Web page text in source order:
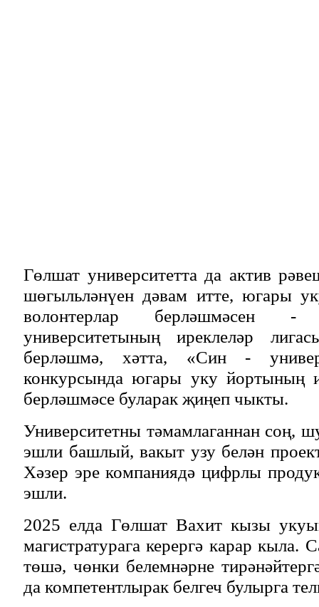
Гөлшат университетта да актив
шөгыльләнүен дәвам итте, югары
волонтерлар берләшмәсен
университетының иреклеләр
берләшмә, хәтта, «Син -
конкурсында югары уку йортының
берләшмәсе буларак җиңеп чыкты.
Университетны тәмамлаганнан соң,
эшли башлый, вакыт узу белән
Хәзер эре компаниядә цифрлы
эшли.
2025 елда Гөлшат Вахит кызы
магистратурага керергә карар кыла.
төшә, чөнки белемнәрне
да компетентлырак белгеч булырга